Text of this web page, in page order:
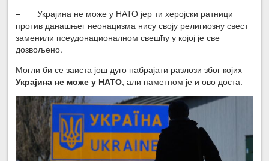
– Украјина не може у НАТО јер ти херојски ратници
против данашњег неонацизма нису своју религиозну свест
заменили псеудонационалном свешћу у којој је све
дозвољено.
Могли би се заиста још дуго набрајати разлози због којих
Украјина не може у НАТО, али паметном је и ово доста.